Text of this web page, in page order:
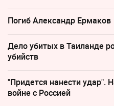
Погиб Александр Ермаков
Дело убитых в Таиланде
убийств
"Придется нанести удар".
войне с Россией